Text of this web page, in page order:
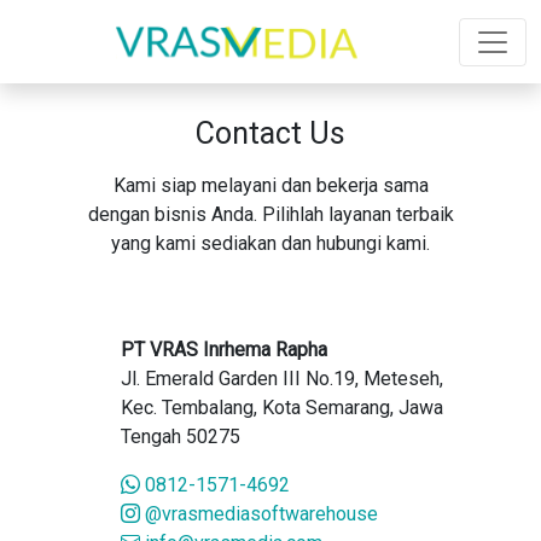
Contact Us
Kami siap melayani dan bekerja sama
dengan bisnis Anda. Pilihlah layanan terbaik
yang kami sediakan dan hubungi kami.
PT VRAS Inrhema Rapha
Jl. Emerald Garden III No.19, Meteseh,
Kec. Tembalang, Kota Semarang, Jawa
Tengah 50275
0812-1571-4692
@vrasmediasoftwarehouse